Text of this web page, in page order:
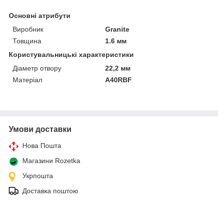
Основні атрибути
Виробник
Granite
Товщина
1.6 мм
Користувальницькі характеристики
Діаметр отвору
22,2 мм
Матеріал
A40RBF
Умови доставки
Нова Пошта
Магазини Rozetka
Укрпошта
Доставка поштою